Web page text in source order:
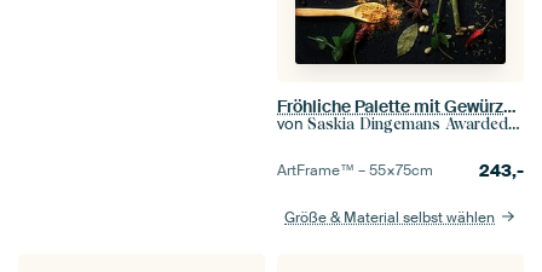
Fröhliche Palette mit Gewürzen.
von Saskia Dingemans Awarded Photographer
ArtFrame™ –55×75cm 243,-
Größe & Material selbst wählen